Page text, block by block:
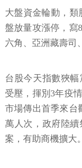
大盤資金輪動，類
盤放量攻漲停，寫
六角、亞洲藏壽司
台股今天指數狹
受壓，揮別3年疫
市場傳出首季來台
萬人次，政府陸
案，有助商機擴大。